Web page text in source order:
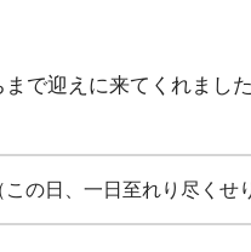
で迎えに来てくれました
の日、一日至れり尽くせ